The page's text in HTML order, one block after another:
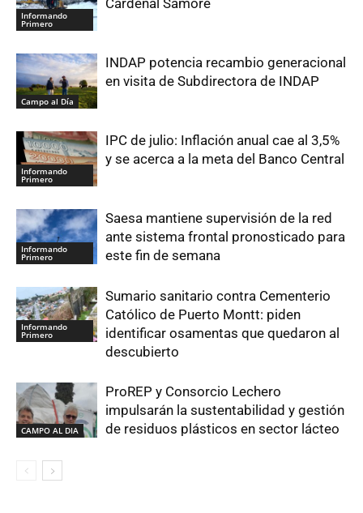
Informando
Primero
Campo al Día
INDAP potencia recambio generacional
en visita de Subdirectora de INDAP
Informando
Primero
IPC de julio: Inflación anual cae al 3,5%
y se acerca a la meta del Banco Central
Informando
Primero
Saesa mantiene supervisión de la red
ante sistema frontal pronosticado para
este fin de semana
Informando
Primero
Sumario sanitario contra Cementerio
Católico de Puerto Montt: piden
identificar osamentas que quedaron al
descubierto
CAMPO AL DIA
ProREP y Consorcio Lechero
impulsarán la sustentabilidad y gestión
de residuos plásticos en sector lácteo